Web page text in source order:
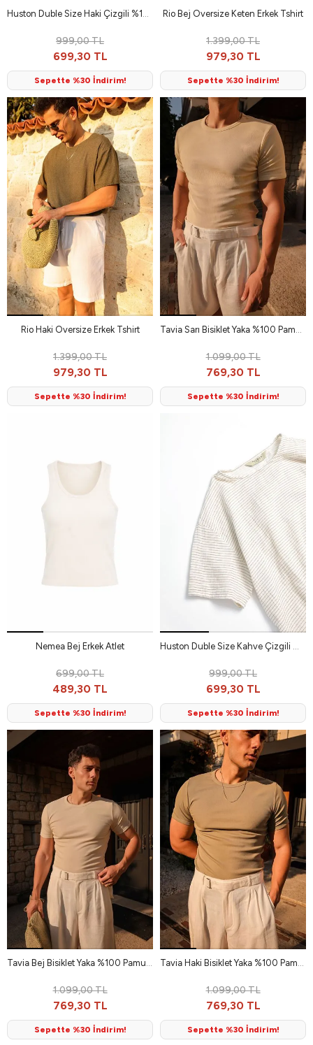
999,00 TL
699,30 TL
Sepette %30 İndirim!
Rio Bej Oversize Keten Erkek Tshirt
1.399,00 TL
979,30 TL
Sepette %30 İndirim!
Rio Haki Oversize Erkek Tshirt
1.399,00 TL
979,30 TL
Sepette %30 İndirim!
Tavia Sarı Bisiklet Yaka %100 Pamuk Erkek Tshirt
1.099,00 TL
769,30 TL
Sepette %30 İndirim!
Nemea Bej Erkek Atlet
699,00 TL
489,30 TL
Sepette %30 İndirim!
Huston Duble Size Kahve Çizgili %100 Pamuk Erkek T-Shirt
999,00 TL
699,30 TL
Sepette %30 İndirim!
1.099,00 TL
769,30 TL
Sepette %30 İndirim!
1.099,00 TL
769,30 TL
Sepette %30 İndirim!